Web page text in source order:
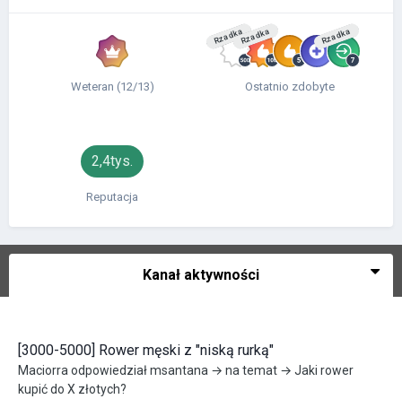
Weteran (12/13)
RzadkaRzadka Rzadka
Ostatnio zdobyte
2,4tys.
Reputacja
Kanał aktywności
[3000-5000] Rower męski z "niską rurką"
Maciorra odpowiedziałmsantana → na temat → Jaki rower
kupić do X złotych?